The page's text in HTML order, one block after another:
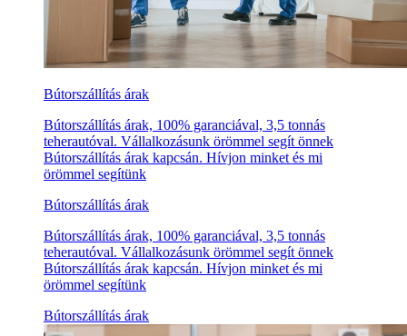
Bútorszállítás árak
Bútorszállítás árak, 100% garanciával, 3,5 tonnás
teherautóval. Vállalkozásunk örömmel segít önnek
Bútorszállítás árak kapcsán. Hívjon minket és mi
örömmel segítünk
Bútorszállítás árak
Bútorszállítás árak, 100% garanciával, 3,5 tonnás
teherautóval. Vállalkozásunk örömmel segít önnek
Bútorszállítás árak kapcsán. Hívjon minket és mi
örömmel segítünk
Bútorszállítás árak